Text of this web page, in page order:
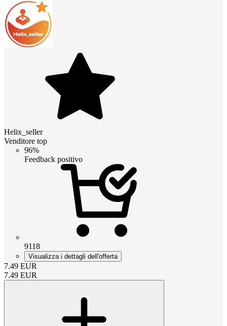
Helix_seller
Venditore top
96%
Feedback positivo
9118
Visualizza i dettagli dell'offerta
7.49 EUR
7.49 EUR